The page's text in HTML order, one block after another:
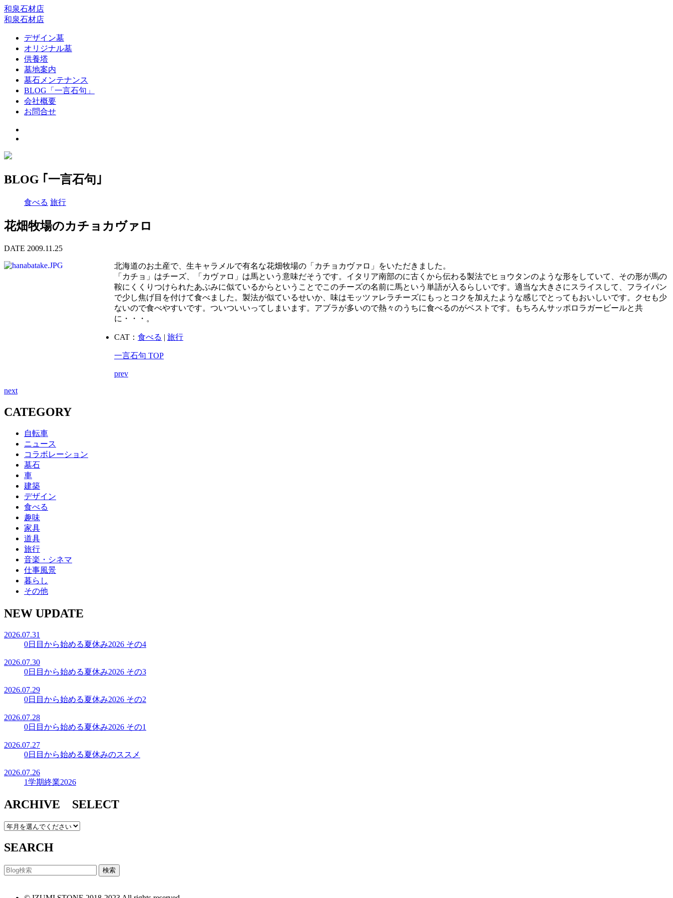
和泉石材店
和泉石材店
デザイン墓
オリジナル墓
供養塔
墓地案内
墓石メンテナンス
BLOG「一言石句」
会社概要
お問合せ
BLOG ｢一言石句｣
食べる 旅行
花畑牧場のカチョカヴァロ
DATE 2009.11.25
北海道のお土産で、生キャラメルで有名な花畑牧場の「カチョカヴァロ」をいただきました。
「カチョ」はチーズ、「カヴァロ」は馬という意味だそうです。イタリア南部のに古くから伝わる製法でヒョウタンのような形をしていて、その形が馬の
鞍にくくりつけられたあぶみに似ているからということでこのチーズの名前に馬という単語が入るらしいです。適当な大きさにスライスして、フライパン
で少し焦げ目を付けて食べました。製法が似ているせいか、味はモッツァレラチーズにもっとコクを加えたような感じでとってもおいしいです。クセも少
ないので食べやすいです。ついついいってしまいます。アブラが多いので熱々のうちに食べるのがベストです。もちろんサッポロラガービールと共
に・・・。
CAT： 食べる | 旅行
一言石句 TOP
prev
next
CATEGORY
自転車
ニュース
コラボレーション
墓石
車
建築
デザイン
食べる
趣味
家具
道具
旅行
音楽・シネマ
仕事風景
暮らし
その他
NEW UPDATE
2026.07.31
0日目から始める夏休み2026 その4
2026.07.30
0日目から始める夏休み2026 その3
2026.07.29
0日目から始める夏休み2026 その2
2026.07.28
0日目から始める夏休み2026 その1
2026.07.27
0日目から始める夏休みのススメ
2026.07.26
1学期終業2026
ARCHIVE SELECT
SEARCH